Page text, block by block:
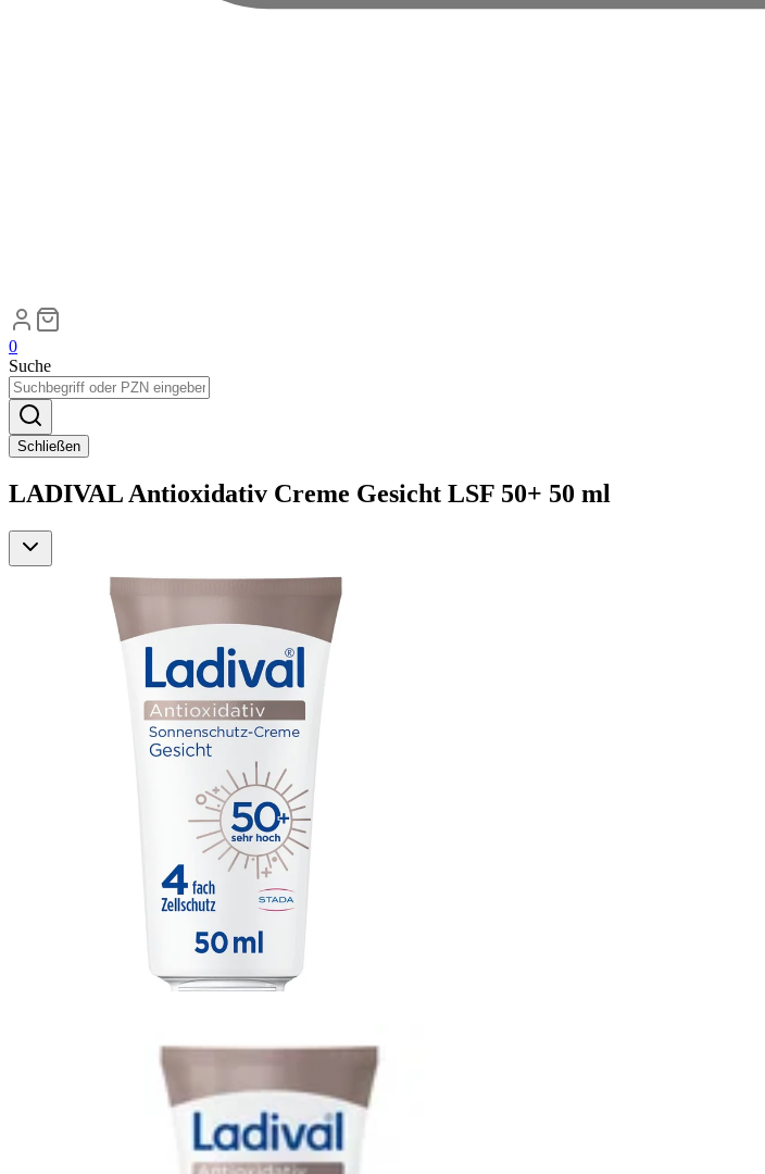
0
Suche
Schließen
LADIVAL Antioxidativ Creme Gesicht LSF 50+ 50 ml